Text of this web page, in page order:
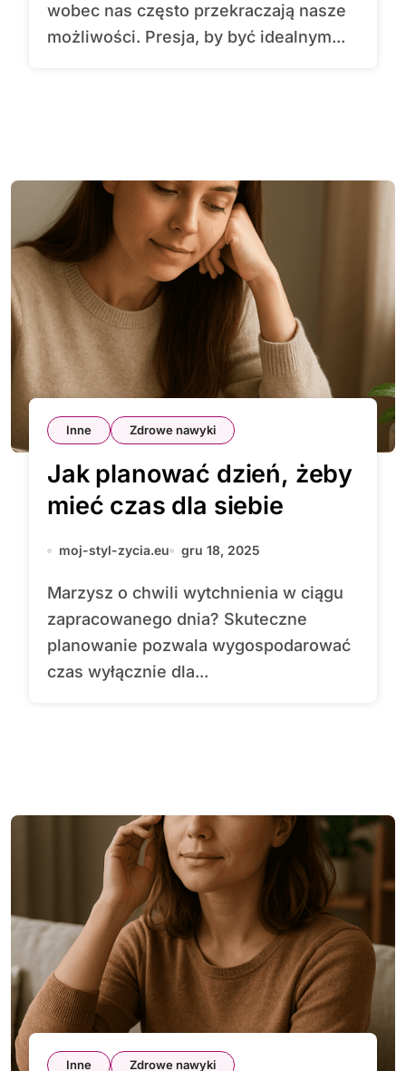
wobec nas często przekraczają nasze
możliwości. Presja, by być idealnym...
Inne Zdrowe nawyki
Jak planować dzień, żeby
mieć czas dla siebie
moj-styl-zycia.eu gru 18, 2025
Marzysz o chwili wytchnienia w ciągu
zapracowanego dnia? Skuteczne
planowanie pozwala wygospodarować
czas wyłącznie dla...
Inne Zdrowe nawyki